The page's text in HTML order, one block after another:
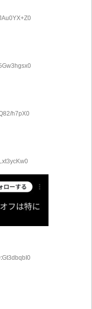
h7pX0
Lxt3ycKw0
Gt3dbqbI0